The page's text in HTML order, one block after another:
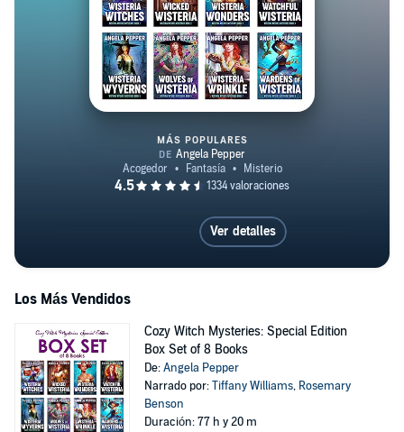
Cozy Witch Mysteries: Special
MÁS POPULARES
Ver detalles
Los Más Vendidos
Cozy Witch Mysteries: Special Edition
Box Set of 8 Books
De:Angela Pepper
Narrado por:Tiffany Williams, Rosemary
Benson
Duración: 77 h y 20 m